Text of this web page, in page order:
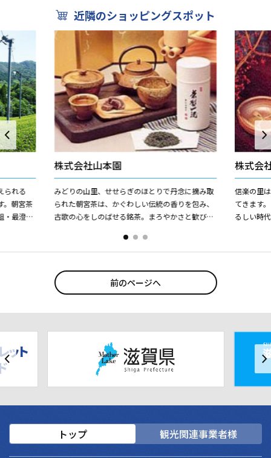
近隣のショッピングスポット
られる
。朝宮茶
・最澄が
株式会社山本園
みどりの山里、せせらぎのほとりで丹念に摘み取
られた朝宮茶は、かぐわしい伝統の香りを包み、
古歌の心をしのばせる銘茶。まろやかさと歓びの
株式会
信楽の里
てきます
るしい時
前のページへ
トップ 観光関連事業者様